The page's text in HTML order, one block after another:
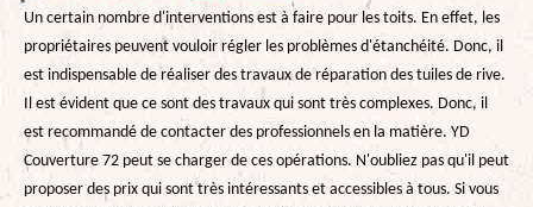
Un certain nombre d'interventions est à faire pour les toits. En effet, les
propriétaires peuvent vouloir régler les problèmes d'étanchéité. Donc, il
est indispensable de réaliser des travaux de réparation des tuiles de rive.
Il est évident que ce sont des travaux qui sont très complexes. Donc, il
est recommandé de contacter des professionnels en la matière. YD
Couverture 72 peut se charger de ces opérations. N'oubliez pas qu'il peut
proposer des prix qui sont très intéressants et accessibles à tous. Si vous